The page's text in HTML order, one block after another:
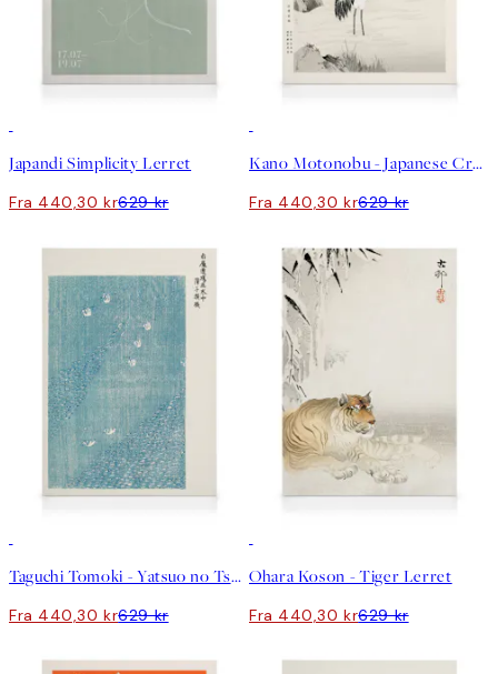
Japandi Simplicity Lerret
Fra 440,30 kr629 kr
Kano Motonobu - Japanese Crane Lerret
Fra 440,30 kr629 kr
Taguchi Tomoki - Yatsuo no Tsubaki Lerret
Fra 440,30 kr629 kr
Ohara Koson - Tiger Lerret
Fra 440,30 kr629 kr